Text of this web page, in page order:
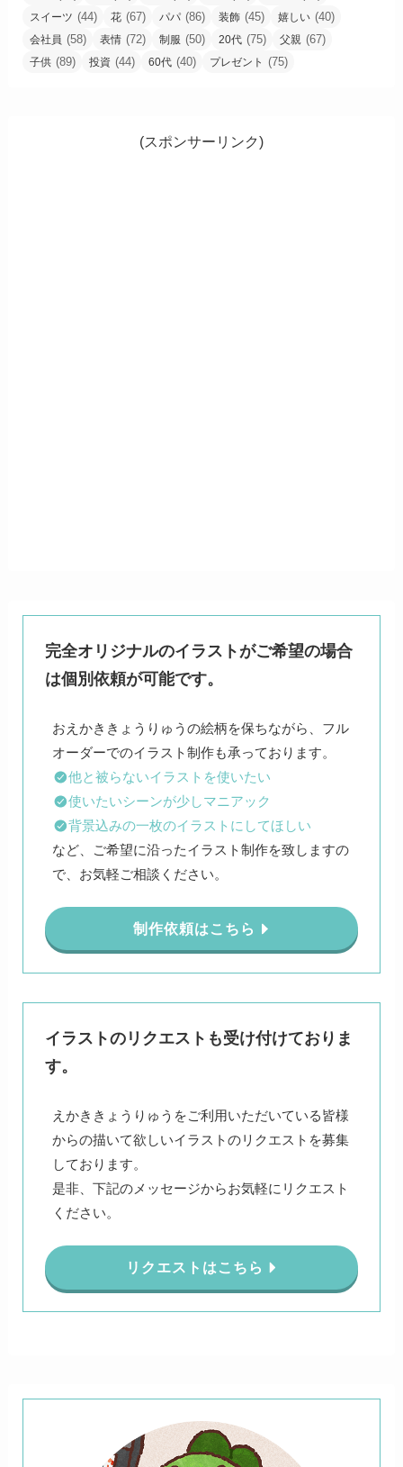
スイーツ (44) 花 (67) パパ (86) 装飾 (45) 嬉しい (40)
会社員 (58) 表情 (72) 制服 (50) 20代 (75) 父親 (67)
子供 (89) 投資 (44) 60代 (40) プレゼント (75)
(スポンサーリンク)
完全オリジナルのイラストがご希望の場合
は個別依頼が可能です。
おえかききょうりゅうの絵柄を保ちながら、フル
他と被らないイラストを使いたい
使いたいシーンが少しマニアック
背景込みの一枚のイラストにしてほしい
など、ご希望に沿ったイラスト制作を致しますの
で、お気軽ご相談ください。
制作依頼はこちら
イラストのリクエストも受け付けておりま
す。
えかききょうりゅうをご利用いただいている皆様
からの描いて欲しいイラストのリクエストを募集
しております。
是非、下記のメッセージからお気軽にリクエスト
ください。
リクエストはこちら